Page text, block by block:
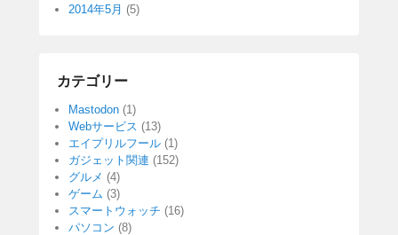
2014年5月 (5)
カテゴリー
Mastodon (1)
Webサービス (13)
エイプリルフール (1)
ガジェット関連 (152)
グルメ (4)
ゲーム (3)
スマートウォッチ (16)
パソコン (8)